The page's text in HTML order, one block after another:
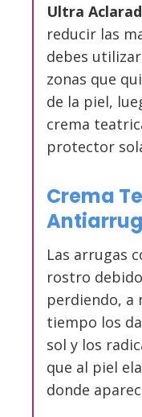
Ultra
reducir las
debes
zonas que
de la piel,
crema
protector
Crema
Las arrugas
rostro
perdiendo, a
tiempo los
sol y los
que al piel
donde